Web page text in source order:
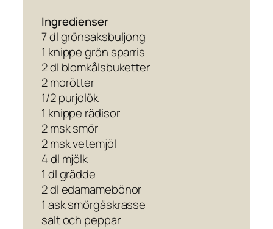
Ingredienser
7 dl grönsaksbuljong
1 knippe grön sparris
2 dl blomkålsbuketter
2 morötter
1/2 purjolök
1 knippe rädisor
2 msk smör
2 msk vetemjöl
4 dl mjölk
1 dl grädde
2 dl edamamebönor
1 ask smörgåskrasse
salt och peppar